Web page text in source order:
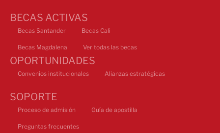
BECAS ACTIVAS
Becas Santander Becas Cali
Becas Magdalena Ver todas las becas
OPORTUNIDADES
Convenios institucionales Alianzas estratégicas
SOPORTE
Proceso de admisión Guía de apostilla
Preguntas frecuentes